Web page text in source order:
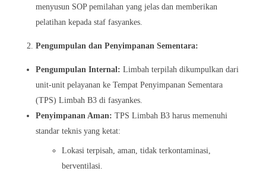
menyusun SOP pemilahan yang jelas dan memberikan
pelatihan kepada staf fasyankes.
Pengumpulan dan Penyimpanan Sementara:
Pengumpulan Internal: Limbah terpilah dikumpulkan dari
unit-unit pelayanan ke Tempat Penyimpanan Sementara
(TPS) Limbah B3 di fasyankes.
Penyimpanan Aman: TPS Limbah B3 harus memenuhi
standar teknis yang ketat:
Lokasi terpisah, aman, tidak terkontaminasi,
berventilasi.